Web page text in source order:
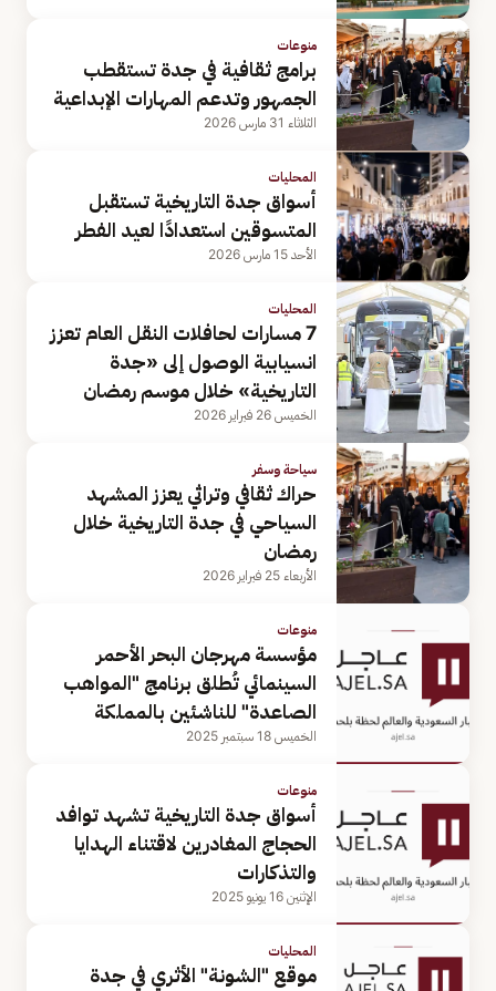
منوعات
برامج ثقافية في جدة تستقطب
الجمهور وتدعم المهارات الإبداعية
الثلاثاء 31 مارس 2026
المحليات
أسواق جدة التاريخية تستقبل
المتسوقين استعدادًا لعيد الفطر
الأحد 15 مارس 2026
المحليات
7 مسارات لحافلات النقل العام تعزز
انسيابية الوصول إلى «جدة
التاريخية» خلال موسم رمضان
الخميس 26 فبراير 2026
سياحة وسفر
حراك ثقافي وتراثي يعزز المشهد
السياحي في جدة التاريخية خلال
رمضان
الأربعاء 25 فبراير 2026
منوعات
مؤسسة مهرجان البحر الأحمر
السينمائي تُطلق برنامج "المواهب
الصاعدة" للناشئين بالمملكة
الخميس 18 سبتمبر 2025
منوعات
أسواق جدة التاريخية تشهد توافد
الحجاج المغادرين لاقتناء الهدايا
والتذكارات
الإثنين 16 يونيو 2025
المحليات
موقع "الشونة" الأثري في جدة